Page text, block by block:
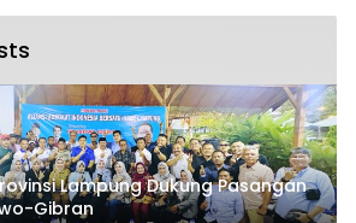
Lampung Dukung Pasangan
Gibran